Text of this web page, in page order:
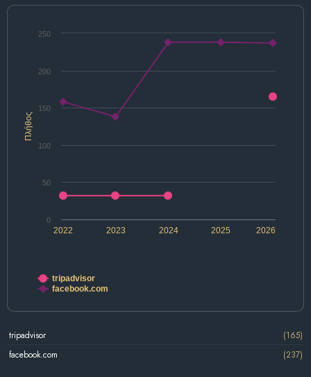
Πλήθος
2022 2024 2026
2023 2025
0
50
100
150
200
250
tripadvisor
facebook.com
tripadvisor
(165)
facebook.com
(237)